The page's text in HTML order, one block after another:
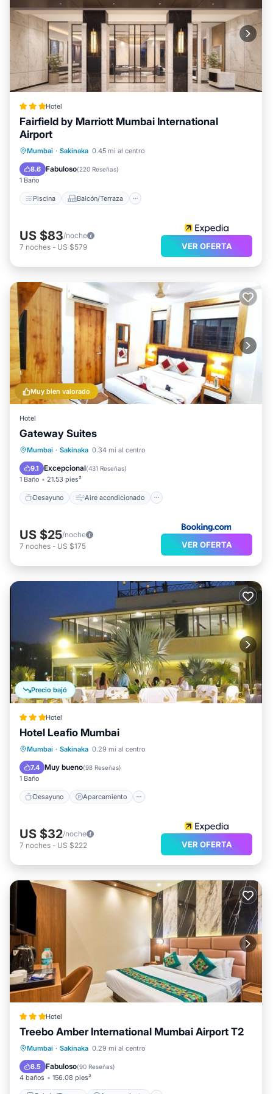
Hotel
Fairfield by Marriott Mumbai International
Airport
Mumbai · Sakinaka 0.45 mi al centro
8.6 Fabuloso(220 Reseñas)
1 Baño
Piscina Balcón/Terraza
Piscina Balcón/Terraza
Cocina
US $83/noche
7 noches - US $579 VER OFERTA
Muy bien valorado
Hotel
Gateway Suites
Mumbai · Sakinaka 0.34 mi al centro
9.1 Excepcional(431 Reseñas)
1 Baño 21.53 pies²
Desayuno Aire acondicionado
Desayuno
Aire acondicionado
Internet
Apto para niños
US $25/noche
7 noches - US $175 VER OFERTA
Precio bajó
Hotel
Hotel Leafio Mumbai
Mumbai · Sakinaka 0.29 mi al centro
7.4 Muy bueno(98 Reseñas)
1 Baño
Desayuno Aparcamiento
Desayuno
Aparcamiento
Aire acondicionado
US $32/noche
7 noches - US $222 VER OFERTA
Hotel
Treebo Amber International Mumbai Airport T2
Mumbai · Sakinaka 0.29 mi al centro
8.5 Fabuloso(90 Reseñas)
4 baños 156.08 pies²
Balcón/Terraza
Aparcamiento
Aire acondicionado